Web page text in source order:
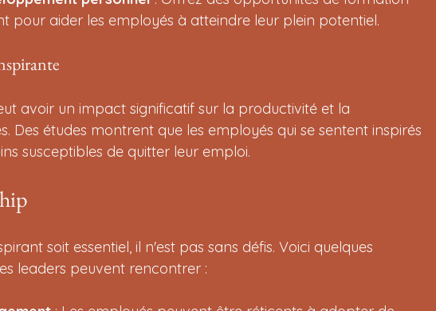
pour aider les employés à atteindre leur plein potentiel.
avoir un impact significatif sur la productivité et la
Des études montrent que les employés qui se sentent inspirés
susceptibles de quitter leur emploi.
soit essentiel, il n'est pas sans défis. Voici quelques
leaders peuvent rencontrer :